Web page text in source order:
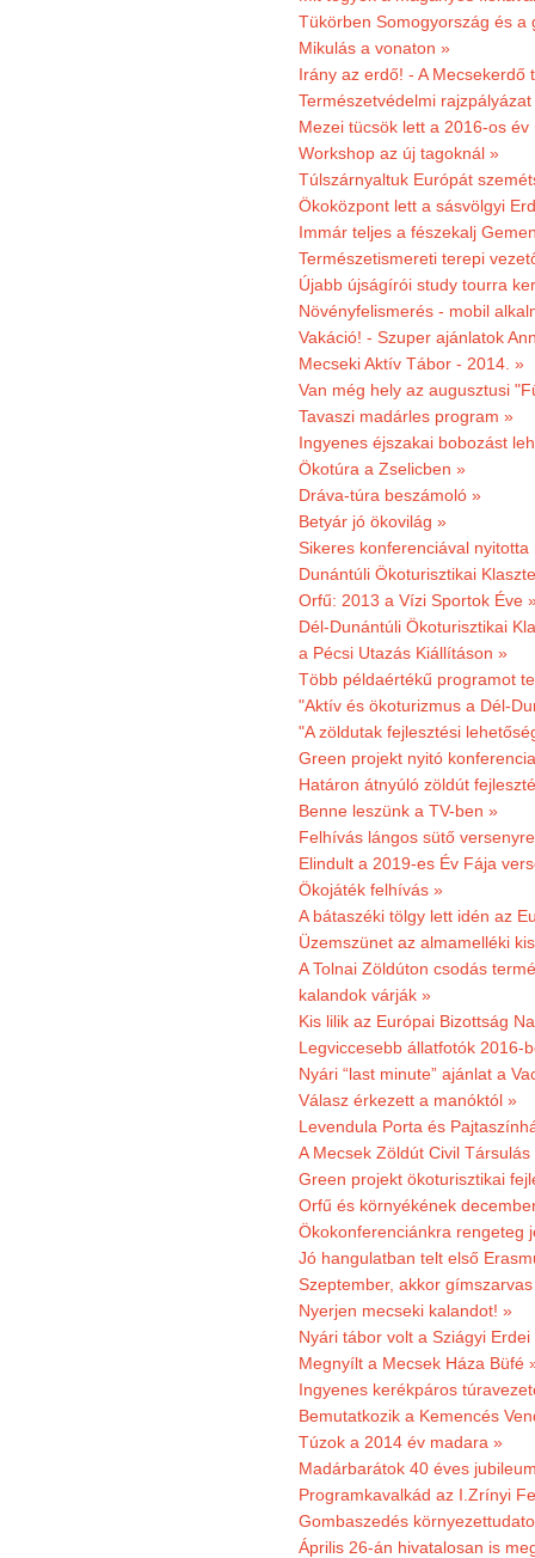
Tükörben Somogyország és a
Mikulás a vonaton »
Irány az erdő! - A
Természetvédelmi
Mezei tücsök lett a 2016-os év
Workshop az új tagoknál »
Túlszárnyaltuk Európát
Ökoközpont lett a sásvölgyi
Immár teljes a fészekalj
Természetismereti terepi
Újabb újságírói study tourra
Növényfelismerés - mobil
Vakáció! - Szuper ajánlatok
Mecseki Aktív Tábor - 2014. »
Van még hely az augusztusi
Tavaszi madárles program »
Ingyenes éjszakai bobozást
Ökotúra a Zselicben »
Dráva-túra beszámoló »
Betyár jó ökovilág »
Sikeres konferenciával
Dunántúli Ökoturisztikai
Orfű: 2013 a Vízi Sportok Éve
Dél-Dunántúli Ökoturisztikai
a Pécsi Utazás Kiállításon »
Több példaértékű programot
"Aktív és ökoturizmus a Dél-
"A zöldutak fejlesztési
Green projekt nyitó
Határon átnyúló zöldút
Benne leszünk a TV-ben »
Felhívás lángos sütő
Elindult a 2019-es Év Fája
Ökojáték felhívás »
A bátaszéki tölgy lett idén az
Üzemszünet az almamelléki
A Tolnai Zöldúton csodás
kalandok várják »
Kis lilik az Európai Bizottság
Legviccesebb állatfotók 2016-
Nyári “last minute” ajánlat a
Válasz érkezett a manóktól »
Levendula Porta és
A Mecsek Zöldút Civil
Green projekt ökoturisztikai
Orfű és környékének
Ökokonferenciánkra rengeteg
Jó hangulatban telt első
Szeptember, akkor
Nyerjen mecseki kalandot! »
Nyári tábor volt a Sziágyi
Megnyílt a Mecsek Háza Büfé
Ingyenes kerékpáros
Bemutatkozik a Kemencés
Túzok a 2014 év madara »
Madárbarátok 40 éves
Programkavalkád az I.Zrínyi
Gombaszedés
Április 26-án hivatalosan is